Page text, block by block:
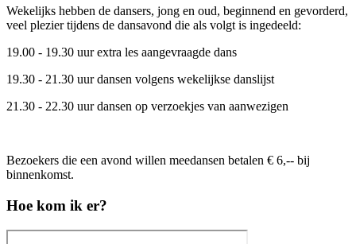
Wekelijks hebben de dansers, jong en oud, beginnend en gevorderd,
veel plezier tijdens de dansavond die als volgt is ingedeeld:
19.00 - 19.30 uur extra les aangevraagde dans
19.30 - 21.30 uur dansen volgens wekelijkse danslijst
21.30 - 22.30 uur dansen op verzoekjes van aanwezigen
Bezoekers die een avond willen meedansen betalen € 6,-- bij
binnenkomst.
Hoe kom ik er?